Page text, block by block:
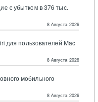
с убытком в 376 тыс.
8 Августа 2026
для пользователей Mac
8 Августа 2026
мобильного
8 Августа 2026